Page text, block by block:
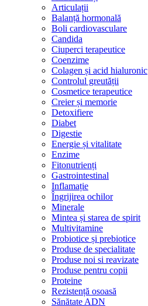
Articulații
Balanță hormonală
Boli cardiovasculare
Candida
Ciuperci terapeutice
Coenzime
Colagen și acid hialuronic
Controlul greutății
Cosmetice terapeutice
Creier și memorie
Detoxifiere
Diabet
Digestie
Energie și vitalitate
Enzime
Fitonutrienți
Gastrointestinal
Inflamație
Îngrijirea ochilor
Minerale
Mintea și starea de spirit
Multivitamine
Probiotice și prebiotice
Produse de specialitate
Produse noi si reavizate
Produse pentru copii
Proteine
Rezistență osoasă
Sănătate ADN